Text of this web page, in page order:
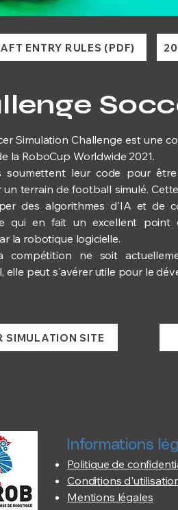
ENTRY RULES (PDF)
Simulation Challenge est une
la RoboCup Worldwide 2021.
soumettent leur code pour
un terrain de football simulé.
des algorithmes d'IA et de
qui en fait un excellent
la robotique logicielle.
compétition ne soit
elle peut s'avérer utile pour le
SIMULATION SITE
Informations
Politique de
Conditions
Mentions légales